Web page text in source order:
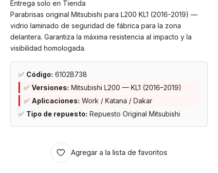
Entrega solo en Tienda
Parabrisas original Mitsubishi para L200 KL1 (2016-2019) —
vidrio laminado de seguridad de fábrica para la zona
delantera. Garantiza la máxima resistencia al impacto y la
visibilidad homologada.
✅ Código: 6102B738
✅ Versiones: Mitsubishi L200 — KL1 (2016–2019)
✅ Aplicaciones: Work / Katana / Dakar
✅ Tipo de repuesto: Repuesto Original Mitsubishi
Agregar a la lista de favoritos